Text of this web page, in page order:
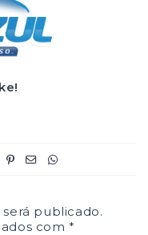
publicado.
com*